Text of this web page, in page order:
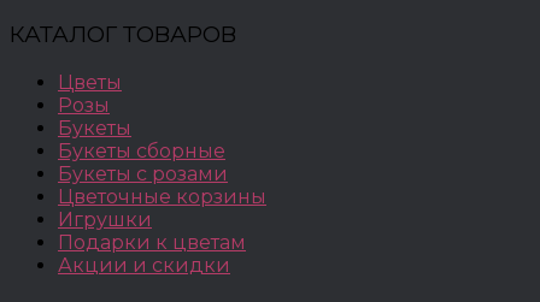
КАТАЛОГ ТОВАРОВ
Цветы
Розы
Букеты
Букеты сборные
Букеты с розами
Цветочные корзины
Игрушки
Подарки к цветам
Акции и скидки